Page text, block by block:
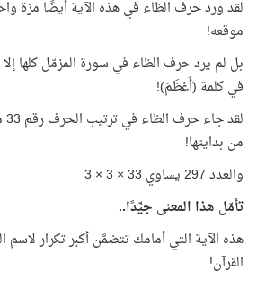
لقد ورد حرف الظاء في هذه الآية أيضًا مرّة
موقعه!
بل لم يرد حرف الظاء في سورة المزمّل كلها
في كلمة (أَعْظَمَ)!
من بدايتها!
والعدد 297 يساوي 33 × 3 × 3
تأمّل هذا المعنى جيِّدًا..
هذه الآية التي أمامك تتضمَّن أكبر تكرار لاسم
القرآن!